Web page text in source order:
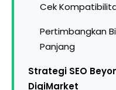
Cek
Pertimbangkan
Panjang
Strategi SEO
DigiMarket